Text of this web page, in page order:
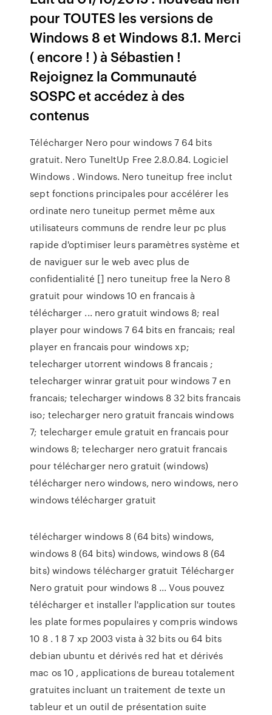
pour TOUTES les versions de
Windows 8 et Windows 8.1. Merci
( encore ! ) à Sébastien !
Rejoignez la Communauté
SOSPC et accédez à des
contenus
Télécharger Nero pour windows 7 64 bits
gratuit. Nero TuneItUp Free 2.8.0.84. Logiciel
Windows . Windows. Nero tuneitup free inclut
sept fonctions principales pour accélérer les
ordinate nero tuneitup permet même aux
utilisateurs communs de rendre leur pc plus
rapide d'optimiser leurs paramètres système et
de naviguer sur le web avec plus de
confidentialité [] nero tuneitup free la Nero 8
gratuit pour windows 10 en francais à
télécharger ... nero gratuit windows 8; real
player pour windows 7 64 bits en francais; real
player en francais pour windows xp;
telecharger utorrent windows 8 francais ;
telecharger winrar gratuit pour windows 7 en
francais; telecharger windows 8 32 bits francais
iso; telecharger nero gratuit francais windows
7; telecharger emule gratuit en francais pour
windows 8; telecharger nero gratuit francais
pour télécharger nero gratuit (windows)
télécharger nero windows, nero windows, nero
windows télécharger gratuit
télécharger windows 8 (64 bits) windows,
windows 8 (64 bits) windows, windows 8 (64
bits) windows télécharger gratuit Télécharger
Nero gratuit pour windows 8 ... Vous pouvez
télécharger et installer l'application sur toutes
les plate formes populaires y compris windows
10 8 . 1 8 7 xp 2003 vista à 32 bits ou 64 bits
debian ubuntu et dérivés red hat et dérivés
mac os 10 , applications de bureau totalement
gratuites incluant un traitement de texte un
tableur et un outil de présentation suite